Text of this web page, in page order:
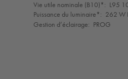
Vie utile nominale (B10)*: L95
Puissance du luminaire*: 262 W
Gestion d’éclairage: PROG